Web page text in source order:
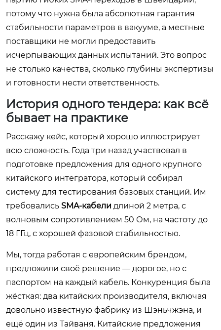
потому что нужна была абсолютная гарантия
стабильности параметров в вакууме, а местные
поставщики не могли предоставить
исчерпывающих данных испытаний. Это вопрос
не столько качества, сколько глубины экспертизы
и готовности нести ответственность.
История одного тендера: как всё
бывает на практике
Расскажу кейс, который хорошо иллюстрирует
всю сложность. Года три назад участвовал в
подготовке предложения для одного крупного
китайского интегратора, который собирал
систему для тестирования базовых станций. Им
требовались SMA-кабели длиной 2 метра, с
волновым сопротивлением 50 Ом, на частоту до
18 ГГц, с хорошей фазовой стабильностью.
Мы, тогда работая с европейским брендом,
предложили своё решение — дорогое, но с
паспортом на каждый кабель. Конкуренция была
жёсткая: два китайских производителя, включая
довольно известную фабрику из Шэньчжэна, и
ещё один из Тайваня. Китайские предложения